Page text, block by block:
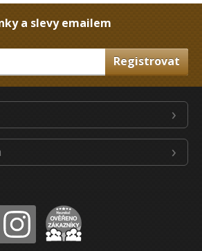
a slevy emailem
Heureka